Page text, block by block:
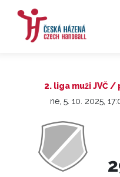
2. liga muži JVČ /
ne, 5. 10. 2025,